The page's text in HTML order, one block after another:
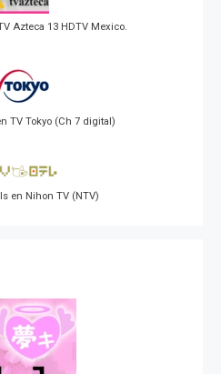
Azteca 13 HDTV Mexico.
TV Tokyo (Ch 7 digital)
en Nihon TV (NTV)